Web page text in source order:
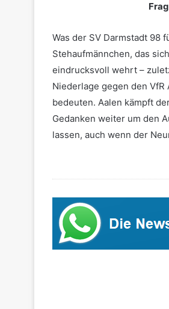
Was der SV Darmstadt 98
Stehaufmännchen, das
eindrucksvoll wehrt –
Niederlage gegen den
bedeuten. Aalen kämpft
Gedanken weiter um den
lassen, auch wenn der